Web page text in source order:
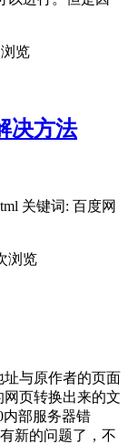
览
决方法
关键词: 百度网
浏览
与原作者的页面
页转换出来的文
内部服务器错
新的问题了，不